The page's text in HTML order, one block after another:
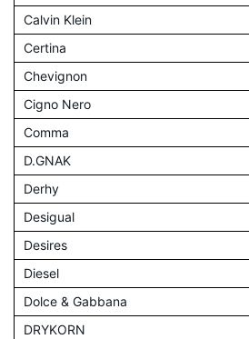
Calvin Klein
Certina
Chevignon
Cigno Nero
Comma
D.GNAK
Derhy
Desigual
Desires
Diesel
Dolce & Gabbana
DRYKORN